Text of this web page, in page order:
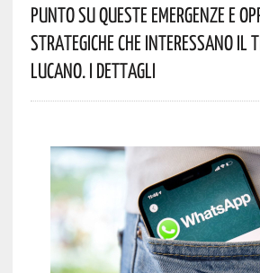
Punto Su Queste Emergenze E
Strategiche Che Interessano Il
Lucano. I Dettagli